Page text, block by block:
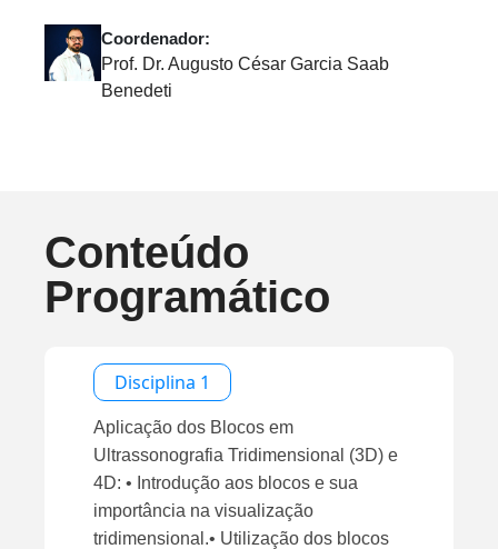
Coordenador:
Prof. Dr. Augusto César Garcia Saab
Benedeti
Conteúdo
Programático
Disciplina 1
Aplicação dos Blocos em
Ultrassonografia Tridimensional (3D) e
4D: • Introdução aos blocos e sua
importância na visualização
tridimensional.• Utilização dos blocos